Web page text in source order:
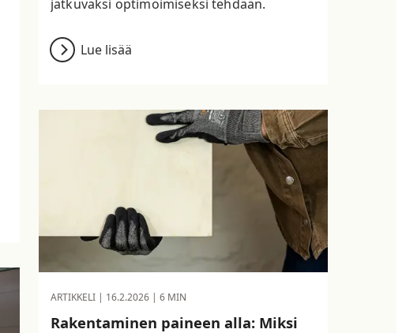
jatkuvaksi optimoimiseksi tehdään.
Lue lisää
ARTIKKELI | 16.2.2026 | 6 MIN
Rakentaminen paineen alla: Miksi